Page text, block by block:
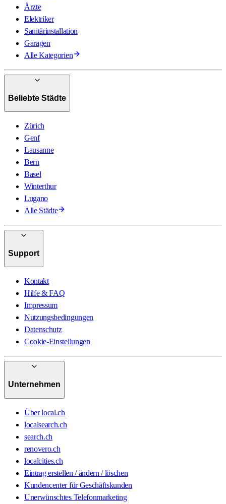
Ärzte
Elektriker
Sanitärinstallation
Garagen
Alle Kategorien
Beliebte Städte
Zürich
Genf
Lausanne
Bern
Basel
Winterthur
Lugano
Alle Städte
Support
Kontakt
Hilfe & FAQ
Impressum
Nutzungsbedingungen
Datenschutz
Cookie-Einstellungen
Unternehmen
Über local.ch
localsearch.ch
search.ch
renovero.ch
localcities.ch
Eintrag erstellen / ändern / löschen
Kundencenter für Geschäftskunden
Unerwünschtes Telefonmarketing